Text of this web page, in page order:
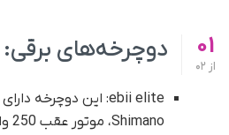
01
از
دوچرخه‌های برقی: